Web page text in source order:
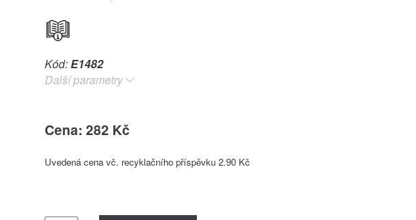
Kód:E1482
Další parametry
Cena: 282 Kč
Uvedená cena vč. recyklačního příspěvku 2.90 Kč